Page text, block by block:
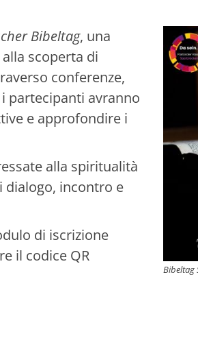
Bibeltag
Bibeltag, una
scoperta di
conferenze,
partecipanti avranno
e approfondire i
alla spiritualità
dialogo, incontro e
di iscrizione
il codice QR